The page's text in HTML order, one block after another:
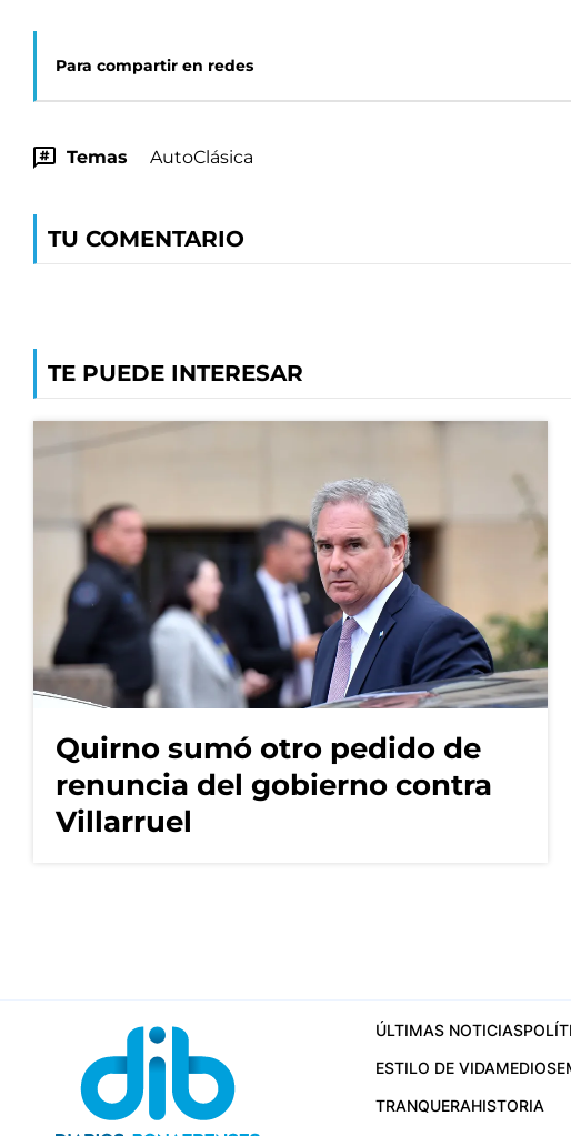
Para compartir en redes
Temas AutoClásica
TU COMENTARIO
TE PUEDE INTERESAR
Quirno sumó otro pedido de
renuncia del gobierno contra
Villarruel
ÚLTIMAS NOTICIAS
ESTILO DE VIDAMEDIOS
TRANQUERAHISTORIA